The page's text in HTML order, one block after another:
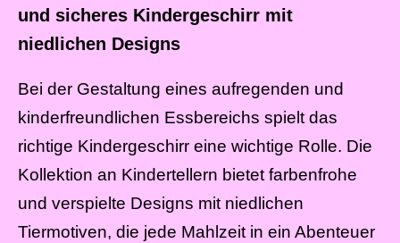
und sicheres Kindergeschirr mit
niedlichen Designs
Bei der Gestaltung eines aufregenden und
kinderfreundlichen Essbereichs spielt das
richtige Kindergeschirr eine wichtige Rolle. Die
Kollektion an Kindertellern bietet farbenfrohe
und verspielte Designs mit niedlichen
Tiermotiven, die jede Mahlzeit in ein Abenteuer